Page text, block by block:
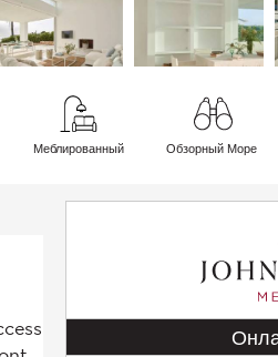
Меблированный Обзорный Море